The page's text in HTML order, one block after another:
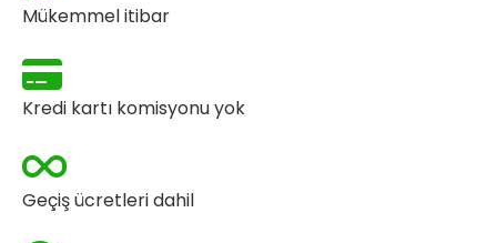
Mükemmel itibar
Kredi kartı komisyonu yok
Geçiş ücretleri dahil